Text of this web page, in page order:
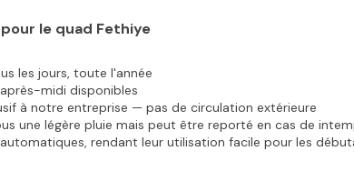
le quad Fethiye
les jours, toute l'année
midi disponibles
à notre entreprise — pas de circulation extérieure
une légère pluie mais peut être reporté en cas de
rendant leur utilisation facile pour les